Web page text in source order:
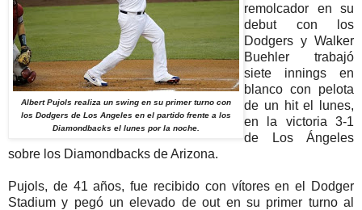
Albert Pujols realiza un swing en su primer turno con
los Dodgers de Los Angeles en el partido frente a los
Diamondbacks el lunes por la noche.
remolcador en su
debut con los
Dodgers y Walker
Buehler trabajó
siete innings en
blanco con pelota
de un hit el lunes,
en la victoria 3-1
de Los Ángeles
sobre los Diamondbacks de Arizona.
Pujols, de 41 años, fue recibido con vítores en el Dodger
Stadium y pegó un elevado de out en su primer turno al